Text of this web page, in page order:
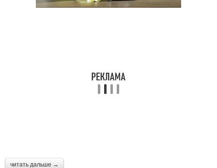
читать дальше →